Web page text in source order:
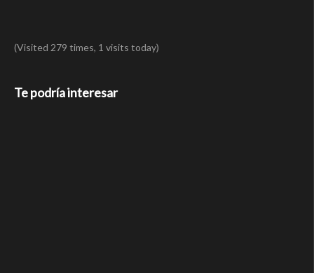
(Visited 279 times, 1 visits today)
Te podría interesar